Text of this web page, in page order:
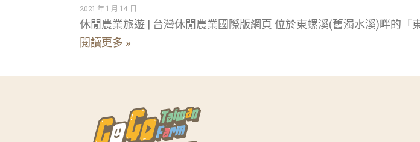
2021 年 1 月 14 日
休閒農業旅遊 | 台灣休閒農業國際版網頁 位於東螺溪(舊濁水溪)畔的
閱讀更多 »